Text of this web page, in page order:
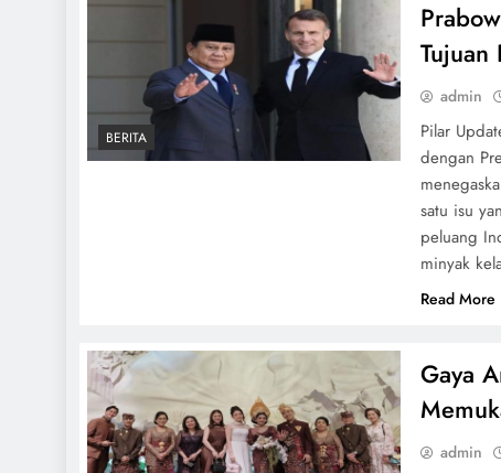
BERITA
Tujuan
admin
Pilar
dengan
satu isu
peluang
minyak
Read More
Gaya
admin